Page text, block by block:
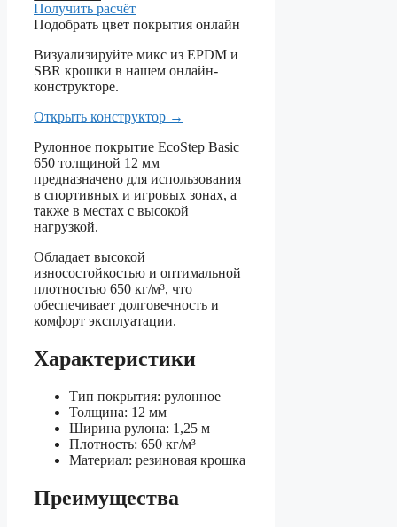
Получить расчёт
Подобрать цвет покрытия онлайн
Визуализируйте микс из EPDM и
SBR крошки в нашем онлайн-
конструкторе.
Открыть конструктор →
Рулонное покрытие EcoStep Basic
650 толщиной 12 мм
предназначено для использования
в спортивных и игровых зонах, а
также в местах с высокой
нагрузкой.
Обладает высокой
износостойкостью и оптимальной
плотностью 650 кг/м³, что
обеспечивает долговечность и
комфорт эксплуатации.
Характеристики
Тип покрытия: рулонное
Толщина: 12 мм
Ширина рулона: 1,25 м
Плотность: 650 кг/м³
Материал: резиновая крошка
Преимущества